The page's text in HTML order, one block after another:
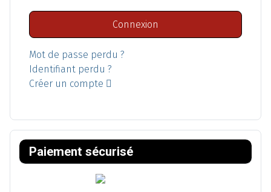
Connexion
Mot de passe perdu ?
Identifiant perdu ?
Créer un compte
Paiement sécurisé